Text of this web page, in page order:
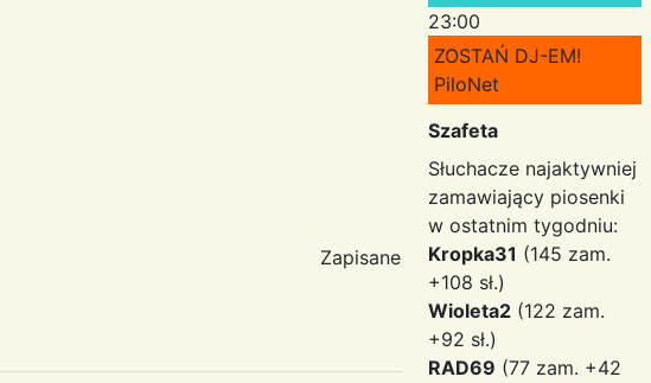
Zapisane
23:00
ZOSTAŃ DJ-EM!
PiloNet
Szafeta
Słuchacze najaktywniej
zamawiający piosenki
w ostatnim tygodniu:
Kropka31 (145 zam.
+108 sł.)
Wioleta2 (122 zam.
+92 sł.)
RAD69 (77 zam. +42